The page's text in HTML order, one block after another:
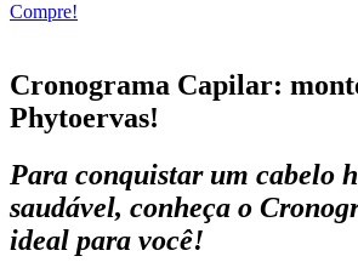
Compre!
Cronograma Capilar:
Phytoervas!
Para conquistar um cabelo
saudável, conheça o
ideal para você!